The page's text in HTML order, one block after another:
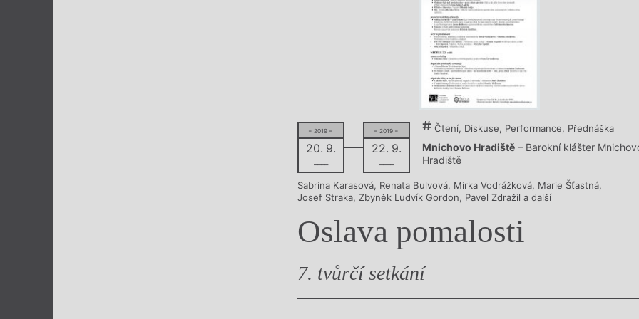
= 2019 =
20. 9.
––––
= 2019 =
22. 9.
––––
Čtení, Diskuse, Performance, Přednáška
Mnichovo Hradiště – Barokní klášter
Hradiště
Sabrina Karasová, Renata Bulvová, Mirka Vodrážková, Marie Šťastná,
Josef Straka, Zbyněk Ludvík Gordon, Pavel Zdražil a další
Oslava pomalosti
7. tvůrčí setkání